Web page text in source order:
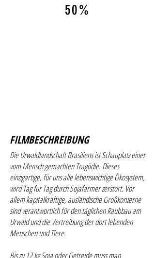
50%
FILMBESCHREIBUNG
Die Urwaldlandschaft Brasiliens ist Schauplatz einer
vom Mensch gemachten Tragödie. Dieses
einzigartige, für uns alle lebenswichtige Ökosystem,
wird Tag für Tag durch Sojafarmer zerstört. Vor
allem kapitalkräftige, ausländische Großkonzerne
sind verantwortlich für den täglichen Raubbau am
Urwald und die Vertreibung der dort lebenden
Menschen und Tiere.
Bis zu 12 kg Soja oder Getreide muss man